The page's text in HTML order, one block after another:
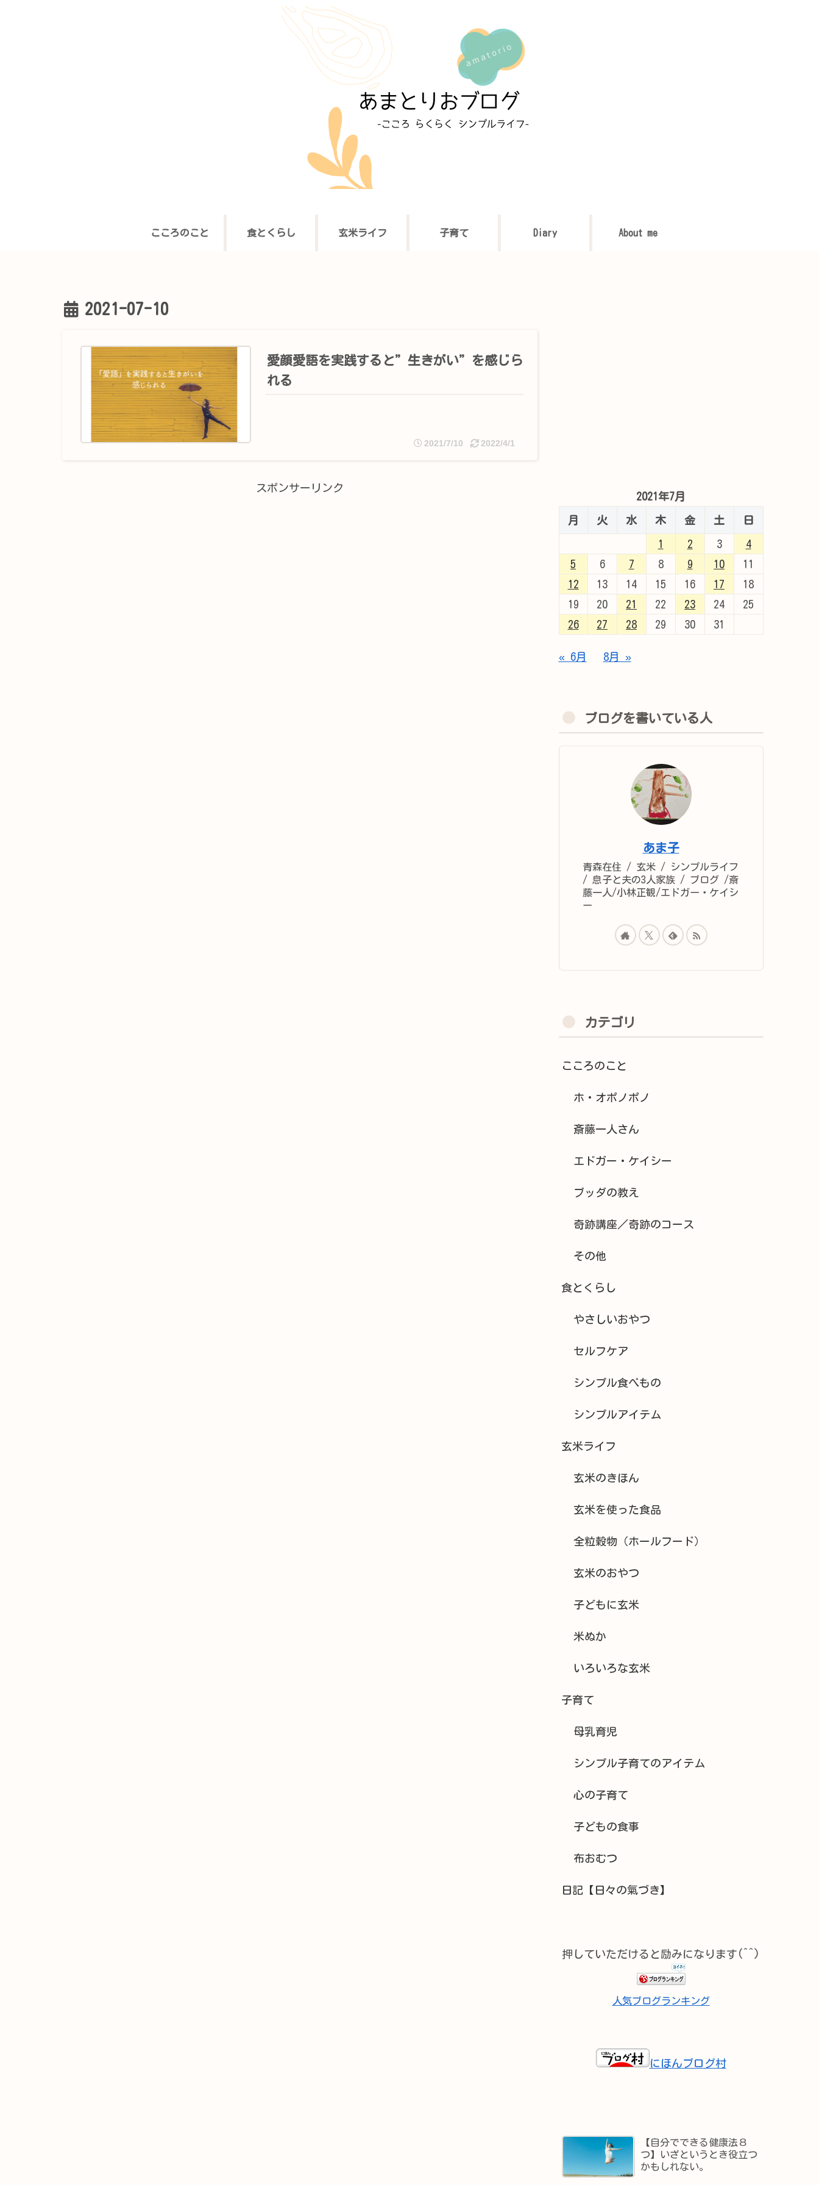
こころのこと 食とくらし 玄米ライフ 子育て Diary About me
2021-07-10
愛顔愛語を実践すると”生きがい”を感じら
れる
2021/7/10 2022/4/1
スポンサーリンク
2021年7月
月 火 水 木 金 土 日
1 2 3
4
5
6 7 8 9 10
11
12
13 14 15 16 17
18
19
20 21 22 23 24
25
26
27 28 29 30 31
« 6月 8月 »
ブログを書いている人
あま子
青森在住 / 玄米 / シンプルライフ
/ 息子と夫の3人家族 / ブログ /斎
藤一人/小林正観/エドガー・ケイシ
ー
カテゴリ
こころのこと
ホ・オポノポノ
斎藤一人さん
エドガー・ケイシー
ブッダの教え
奇跡講座／奇跡のコース
その他
食とくらし
やさしいおやつ
セルフケア
シンプル食べもの
シンプルアイテム
玄米ライフ
玄米のきほん
玄米を使った食品
全粒穀物（ホールフード）
玄米のおやつ
子どもに玄米
米ぬか
いろいろな玄米
子育て
母乳育児
シンプル子育てのアイテム
心の子育て
子どもの食事
布おむつ
日記【日々の氣づき】
押していただけると励みになります(^^)
人気ブログランキング
にほんブログ村
【自分でできる健康法８
つ】いざというとき役立つ
かもしれない。